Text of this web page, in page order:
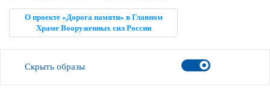
О проекте «Дорога памяти» в Главном
Храме Вооруженных сил России
Скрыть образы